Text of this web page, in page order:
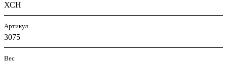
ХСН
Артикул
3075
Вес